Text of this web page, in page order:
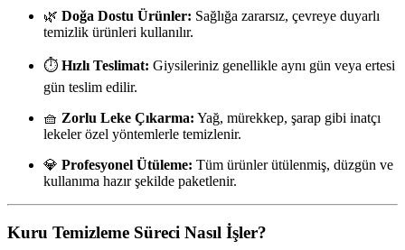
🌿 Doğa Dostu Ürünler: Sağlığa zararsız, çevreye duyarlı
temizlik ürünleri kullanılır.
⏱️ Hızlı Teslimat: Giysileriniz genellikle aynı gün veya ertesi
gün teslim edilir.
🧺 Zorlu Leke Çıkarma: Yağ, mürekkep, şarap gibi inatçı
lekeler özel yöntemlerle temizlenir.
💎 Profesyonel Ütüleme: Tüm ürünler ütülenmiş, düzgün ve
kullanıma hazır şekilde paketlenir.
Kuru Temizleme Süreci Nasıl İşler?